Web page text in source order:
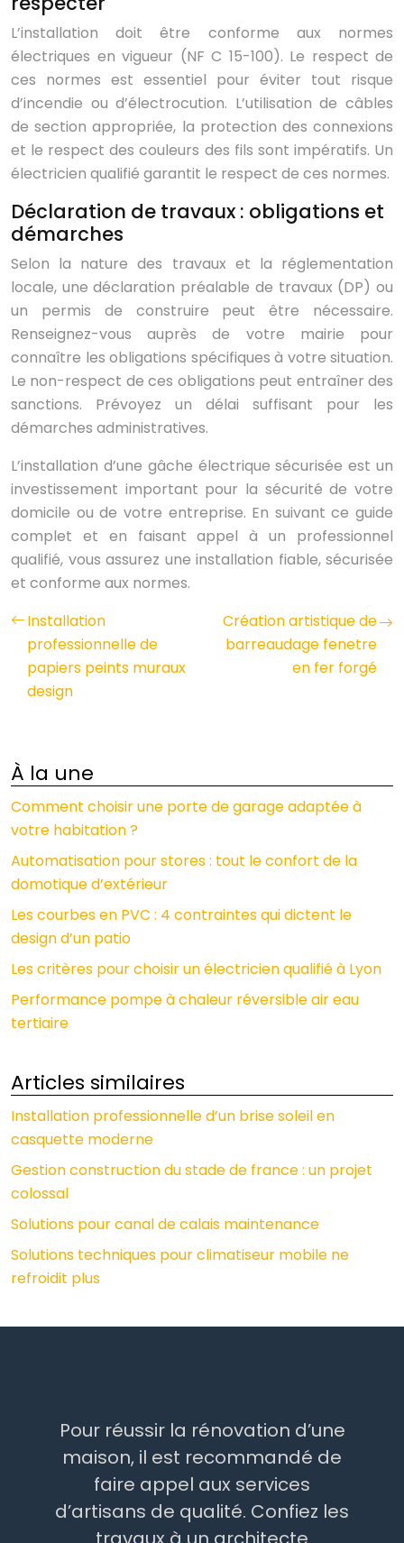
L’installation doit être conforme aux normes
électriques en vigueur (NF C 15-100). Le respect de
ces normes est essentiel pour éviter tout risque
d’incendie ou d’électrocution. L’utilisation de câbles
de section appropriée, la protection des connexions
et le respect des couleurs des fils sont impératifs. Un
électricien qualifié garantit le respect de ces normes.
Déclaration de travaux : obligations et
démarches
Selon la nature des travaux et la réglementation
locale, une déclaration préalable de travaux (DP) ou
un permis de construire peut être nécessaire.
Renseignez-vous auprès de votre mairie pour
connaître les obligations spécifiques à votre situation.
Le non-respect de ces obligations peut entraîner des
sanctions. Prévoyez un délai suffisant pour les
démarches administratives.
L’installation d’une gâche électrique sécurisée est un
investissement important pour la sécurité de votre
domicile ou de votre entreprise. En suivant ce guide
complet et en faisant appel à un professionnel
qualifié, vous assurez une installation fiable, sécurisée
et conforme aux normes.
Installation
professionnelle de
papiers peints muraux
design
Création artistique de
barreaudage fenetre
en fer forgé
À la une
Comment choisir une porte de garage adaptée à
votre habitation ?
Automatisation pour stores : tout le confort de la
domotique d’extérieur
Les courbes en PVC : 4 contraintes qui dictent le
design d’un patio
Les critères pour choisir un électricien qualifié à Lyon
Performance pompe à chaleur réversible air eau
tertiaire
Articles similaires
Installation professionnelle d’un brise soleil en
casquette moderne
Gestion construction du stade de france : un projet
colossal
Solutions pour canal de calais maintenance
Solutions techniques pour climatiseur mobile ne
refroidit plus
Pour réussir la rénovation d’une
maison, il est recommandé de
faire appel aux services
d’artisans de qualité. Confiez les